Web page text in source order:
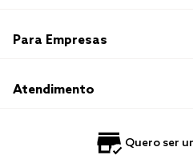
Imprensa
Sustentabilidade
Trabalhe Conosco
Promoções e Regulamentos
Compre e Retire em Loja
Política de Privacidade
Para Empresas
Hotelaria
Atendimento
0800 729 1588Quero ser